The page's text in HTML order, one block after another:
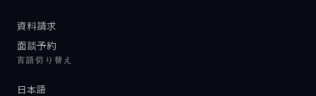
資料請求
面談予約
言語切り替え
日本語